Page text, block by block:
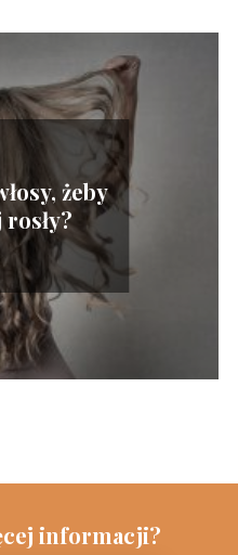
żeby
informacji?